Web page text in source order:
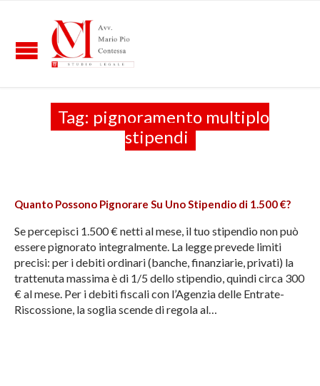
Tag: pignoramento multiplo
stipendi
Quanto Possono Pignorare Su Uno Stipendio di 1.500 €?
Se percepisci 1.500 € netti al mese, il tuo stipendio non può
essere pignorato integralmente. La legge prevede limiti
precisi: per i debiti ordinari (banche, finanziarie, privati) la
trattenuta massima è di 1/5 dello stipendio, quindi circa 300
€ al mese. Per i debiti fiscali con l’Agenzia delle Entrate-
Riscossione, la soglia scende di regola al…